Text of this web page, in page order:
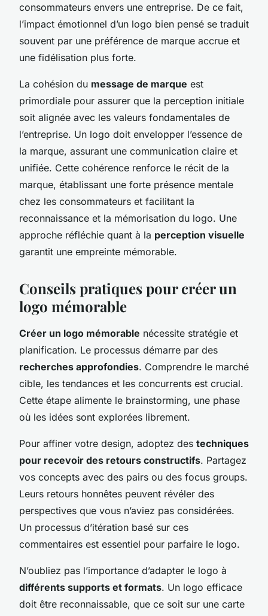
consommateurs envers une entreprise. De ce fait,
l’impact émotionnel d’un logo bien pensé se traduit
souvent par une préférence de marque accrue et
une fidélisation plus forte.
La cohésion du message de marque est
primordiale pour assurer que la perception initiale
soit alignée avec les valeurs fondamentales de
l’entreprise. Un logo doit envelopper l’essence de
la marque, assurant une communication claire et
unifiée. Cette cohérence renforce le récit de la
marque, établissant une forte présence mentale
chez les consommateurs et facilitant la
reconnaissance et la mémorisation du logo. Une
approche réfléchie quant à la perception visuelle
garantit une empreinte mémorable.
Conseils pratiques pour créer un
logo mémorable
Créer un logo mémorable nécessite stratégie et
planification. Le processus démarre par des
recherches approfondies. Comprendre le marché
cible, les tendances et les concurrents est crucial.
Cette étape alimente le brainstorming, une phase
où les idées sont explorées librement.
Pour affiner votre design, adoptez des techniques
pour recevoir des retours constructifs. Partagez
vos concepts avec des pairs ou des focus groups.
Leurs retours honnêtes peuvent révéler des
perspectives que vous n’aviez pas considérées.
Un processus d’itération basé sur ces
commentaires est essentiel pour parfaire le logo.
N’oubliez pas l’importance d’adapter le logo à
différents supports et formats. Un logo efficace
doit être reconnaissable, que ce soit sur une carte